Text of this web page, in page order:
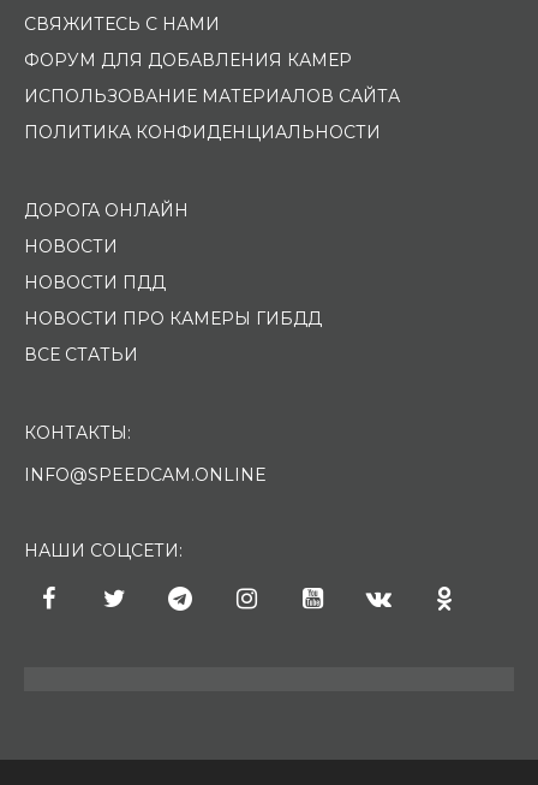
СВЯЖИТЕСЬ С НАМИ
ФОРУМ ДЛЯ ДОБАВЛЕНИЯ КАМЕР
ИСПОЛЬЗОВАНИЕ МАТЕРИАЛОВ САЙТА
ПОЛИТИКА КОНФИДЕНЦИАЛЬНОСТИ
ДОРОГА ОНЛАЙН
НОВОСТИ
НОВОСТИ ПДД
НОВОСТИ ПРО КАМЕРЫ ГИБДД
ВСЕ СТАТЬИ
КОНТАКТЫ:
INFO@SPEEDCAM.ONLINE
НАШИ СОЦСЕТИ: